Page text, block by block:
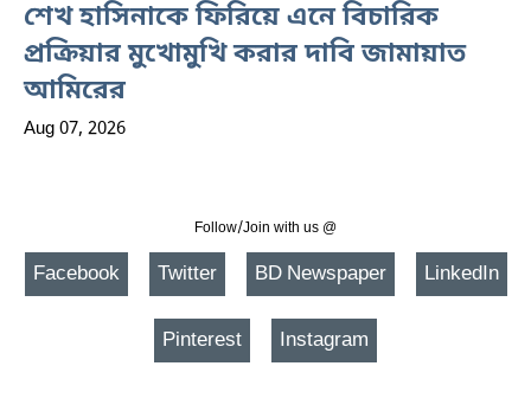
শেখ হাসিনাকে ফিরিয়ে এনে বিচারিক
প্রক্রিয়ার মুখোমুখি করার দাবি জামায়াত
আমিরের
Aug 07, 2026
Follow/Join with us @
Facebook Twitter BD Newspaper LinkedIn
Pinterest Instagram